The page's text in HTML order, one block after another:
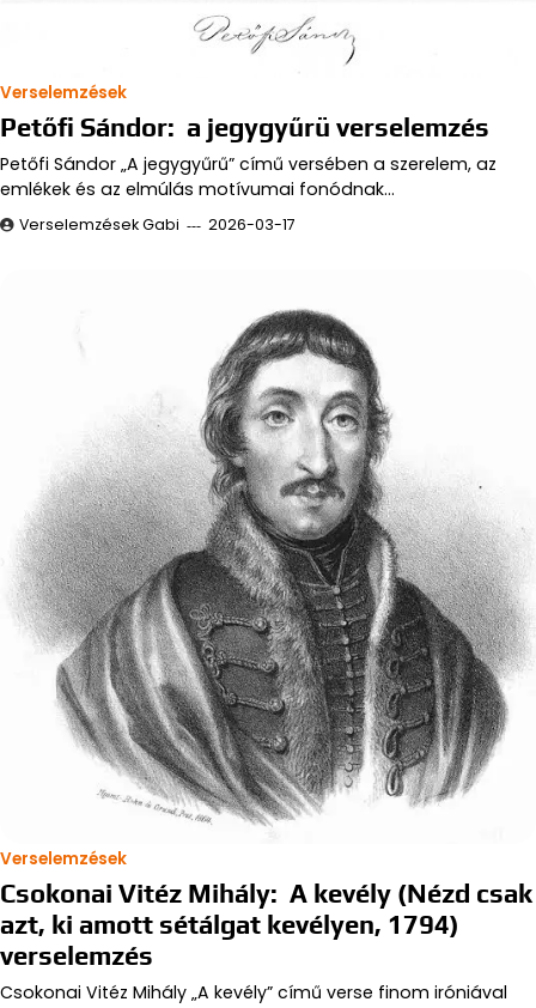
Verselemzések
Petőfi Sándor: a jegygyűrü verselemzés
Petőfi Sándor „A jegygyűrű” című versében a szerelem, az
emlékek és az elmúlás motívumai fonódnak…
Verselemzések Gabi 2026-03-17
Verselemzések
Csokonai Vitéz Mihály: A kevély (Nézd csak
azt, ki amott sétálgat kevélyen, 1794)
verselemzés
Csokonai Vitéz Mihály „A kevély” című verse finom iróniával